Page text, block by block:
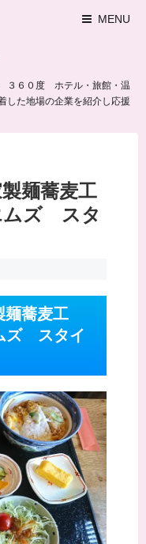
MENU
６０度 ホテル・旅館・温
した地場の企業を紹介し応援
麺蕎麦工
ズ スタ
蕎麦工
スタイ